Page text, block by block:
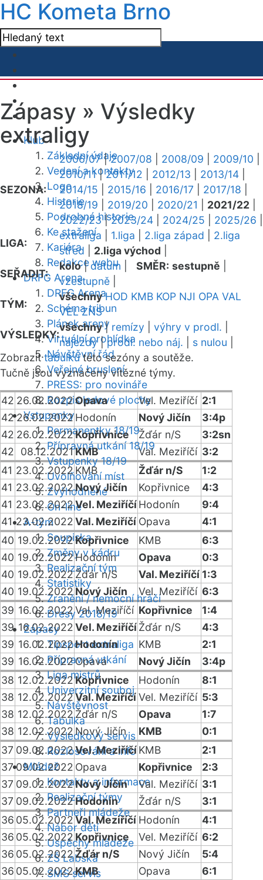
HC Kometa Brno
Klub
Základní údaje
Vedení a kontakty
Logo
Historie
Podrobná historie
Ke stažení
Kariéra
Redakce webu
DRFG Arena
DRFG Arena
Schéma tribun
Plánek areny
Virtuální prohlídka
Návštěvní řád
Veřejné bruslení
PRESS: pro novináře
Rozpis ledové plochy
Vstupenky
Permanentky 18/19
Přípravná utkání 18/19
Vstupenky 18/19
Uvolňování míst
Zvýhodněné
On-line
A-tým
Soupiska
Změny v kádru
Realizační tým
Statistiky
Zranění / nemocní hráči
Dresy 2018/19
Zápasy
Tipsport extraliga
Přípravná utkání
Liga mistrů
Univerzitní souboj
Návštěvnost
Tabulka
Výsledkový servis
Rozlosování a info
Mládež
Kontakty a informace
Realizační týmy
Partneři mládeže
Nábor dětí
Úspěchy mládeže
ZŠ Labská
SMS servis
Zápasy » Výsledky
extraligy
SEZONA:
2006/07|2007/08 2008/09 2009/10
2010/11|2011/12 2012/13 2013/14
2014/15
2015/16 2016/17 2017/18
2018/19
2019/20 2020/21 2021/22
2022/23|2023/24 2024/25 2025/26
LIGA:
extraliga 1.liga 2.liga západ
2.liga
střed
2.liga východ
SEŘADIT:
kolo|datum SMĚR: sestupně
vzestupně
TÝM:
všechny HOD KMB KOP NJI OPA VAL
VEL ZNS
VÝSLEDKY:
všechny| remízy výhry v prodl.
nájezdy|prodl. nebo náj. s nulou
Zobrazittabulkutéto sezóny a soutěže.
Tučně jsou vyznačeny vítězné týmy.
42 26.02.2022Opava Vel. Meziříčí 2:1
42 26.02.2022Hodonín Nový Jičín
3:4p
42 26.02.2022Kopřivnice Žďár n/S
3:2sn
42
08.12.2021KMB Val. Meziříčí 3:2
41 23.02.2022KMB Žďár n/S
1:2
41 23.02.2022Nový Jičín Kopřivnice
4:3
41 23.02.2022Vel. MeziříčíHodonín
9:4
41 23.02.2022Val. Meziříčí Opava
4:1
40 19.02.2022Kopřivnice KMB
6:3
40 19.02.2022Hodonín Opava
0:3
40 19.02.2022Žďár n/S Val. Meziříčí 1:3
40 19.02.2022Nový Jičín Vel. Meziříčí 6:3
39 16.02.2022Val. Meziříčí Kopřivnice
1:4
39 16.02.2022Vel. MeziříčíŽďár n/S
4:3
39 16.02.2022Hodonín KMB
2:1
39 16.02.2022Opava Nový Jičín
3:4p
38 12.02.2022Kopřivnice Hodonín
8:1
38 12.02.2022Val. MeziříčíVel. Meziříčí 5:3
38 12.02.2022 Žďár n/S Opava
1:7
38 12.02.2022Nový Jičín KMB
0:1
37 09.02.2022Vel. MeziříčíKMB
2:1
3709.02.2022 Opava Kopřivnice
2:3
37 09.02.2022Nový Jičín Val. Meziříčí 3:1
37 09.02.2022Hodonín Žďár n/S
3:1
36 05.02.2022Val. Meziříčí Hodonín
4:1
36 05.02.2022 Kopřivnice Vel. Meziříčí 6:2
36 05.02.2022Žďár n/S Nový Jičín
5:4
36 05.02.2022KMB Opava
6:1